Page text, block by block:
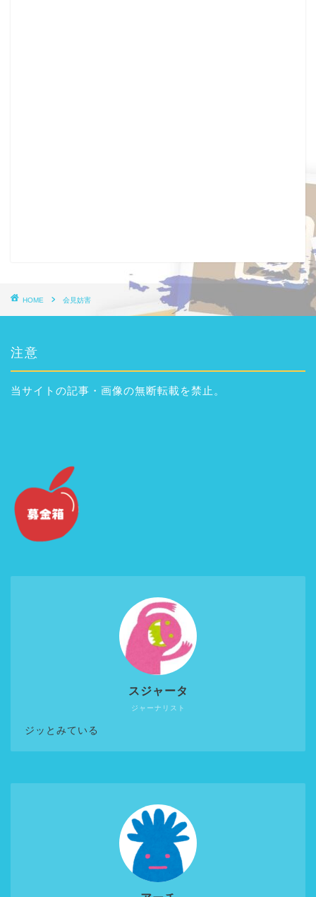
HOME 会見妨害
注意
当サイトの記事・画像の無断転載を禁止。
ジャーナリスト
スジャータ
ジッとみている